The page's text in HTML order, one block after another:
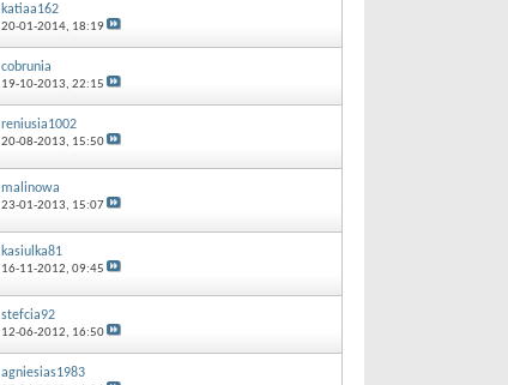
katiaa162
20-01-2014, 18:19
cobrunia
19-10-2013, 22:15
reniusia1002
20-08-2013, 15:50
malinowa
23-01-2013, 15:07
kasiulka81
16-11-2012, 09:45
stefcia92
12-06-2012, 16:50
agniesias1983